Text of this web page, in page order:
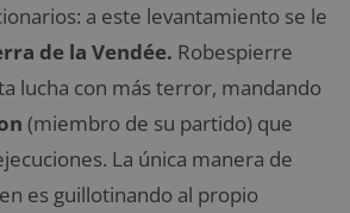
a este levantamiento se le
de la Vendée. Robespierre
lucha con más terror, mandando
(miembro de su partido) que
La única manera de
es guillotinando al propio